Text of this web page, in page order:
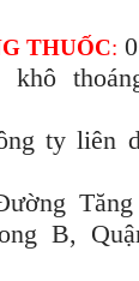
THUỐC:
khô
ty liên
Tăng
B,